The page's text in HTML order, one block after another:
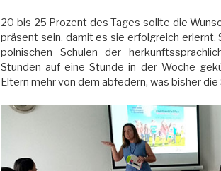
20 bis 25 Prozent des Tages sollte die
präsent sein, damit es sie erfolgreich erlernt.
polnischen Schulen der
Stunden auf eine Stunde in der Woche
Eltern mehr von dem abfedern, was bisher